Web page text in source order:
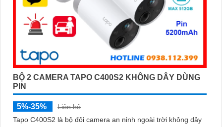
BỘ 2 CAMERA TAPO C400S2 KHÔNG DÂY DÙNG
PIN
5%-35%
Liên hệ
Tapo C400S2 là bộ đôi camera an ninh ngoài trời không dây